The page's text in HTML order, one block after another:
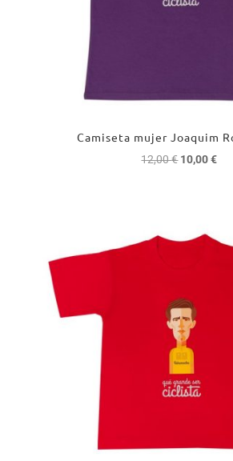
Camiseta mujer Joaquim
12,00€ El
12,00 €.
10,00€El